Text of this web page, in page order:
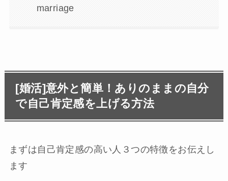
marriage
[婚活]意外と簡単！ありのままの自分
で自己肯定感を上げる方法
まずは自己肯定感の高い人３つの特徴をお伝えし
ます